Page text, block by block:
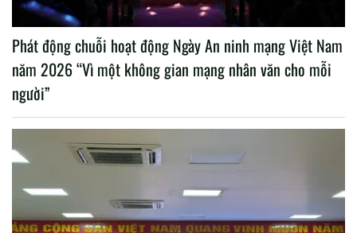
Phát động chuỗi hoạt động Ngày An ninh mạng Việt Nam
năm 2026 “Vì một không gian mạng nhân văn cho mỗi
người”